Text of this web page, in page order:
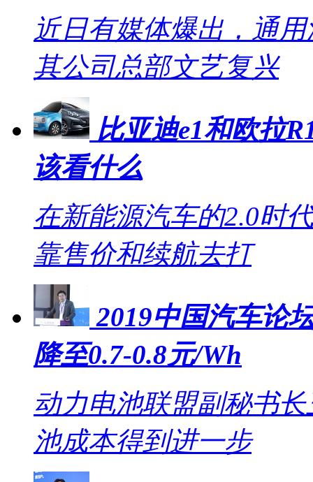
近日有媒体爆出，通
其公司总部文艺复兴
比亚迪e1和欧拉
该看什么
在新能源汽车的2.0时
靠售价和续航去打
2019中国汽车论
降至0.7-0.8元/Wh
动力电池联盟副秘书
池成本得到进一步